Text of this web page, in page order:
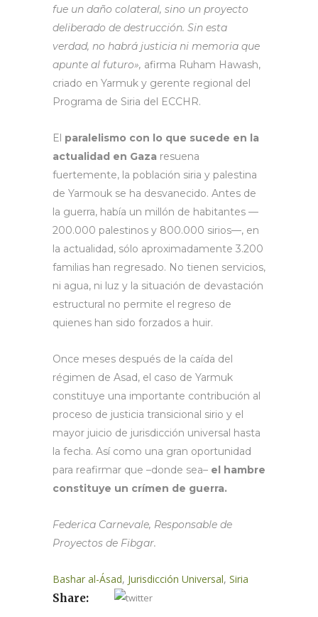
fue un daño colateral, sino un proyecto
deliberado de destrucción. Sin esta
verdad, no habrá justicia ni memoria que
apunte al futuro», afirma Ruham Hawash,
criado en Yarmuk y gerente regional del
Programa de Siria del ECCHR.
El paralelismo con lo que sucede en la
actualidad en Gaza resuena
fuertemente, la población siria y palestina
de Yarmouk se ha desvanecido. Antes de
la guerra, había un millón de habitantes —
200.000 palestinos y 800.000 sirios—, en
la actualidad, sólo aproximadamente 3.200
familias han regresado. No tienen servicios,
ni agua, ni luz y la situación de devastación
estructural no permite el regreso de
quienes han sido forzados a huir.
Once meses después de la caída del
régimen de Asad, el caso de Yarmuk
constituye una importante contribución al
proceso de justicia transicional sirio y el
mayor juicio de jurisdicción universal hasta
la fecha. Así como una gran oportunidad
para reafirmar que –donde sea– el hambre
constituye un crímen de guerra.
Federica Carnevale, Responsable de
Proyectos de Fibgar.
Bashar al-Ásad, Jurisdicción Universal, Siria
Share: